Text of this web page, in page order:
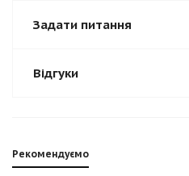
Задати питання
Відгуки
Рекомендуємо